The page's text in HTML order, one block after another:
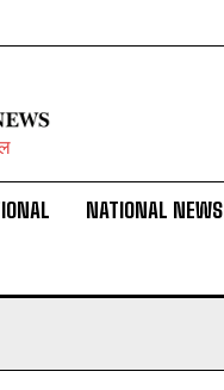
NATIONAL NEWS